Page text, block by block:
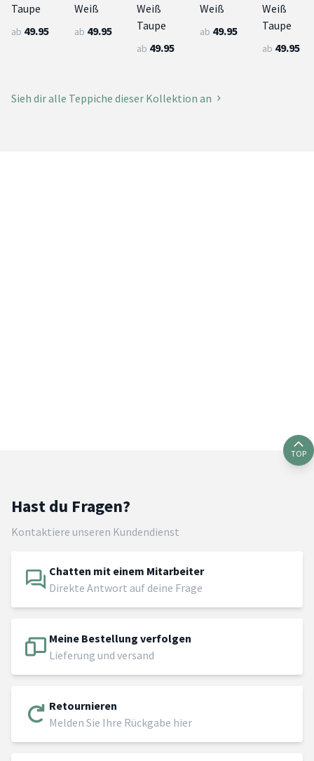
Taupe
ab 49.95
Weiß
ab 49.95
Weiß
Taupe
ab 49.95
Weiß
ab 49.95
Weiß
Taupe
ab 49.95
Sieh dir alle Teppiche dieser Kollektion an
TOP
Hast du Fragen?
Kontaktiere unseren Kundendienst
Chatten mit einem Mitarbeiter
Direkte Antwort auf deine Frage
Meine Bestellung verfolgen
Lieferung und versand
Retournieren
Melden Sie Ihre Rückgabe hier